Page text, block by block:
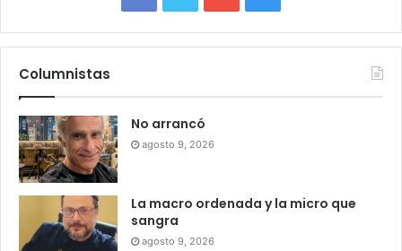
Columnistas
No arrancó
agosto 9, 2026
La macro ordenada y la micro que
sangra
agosto 9, 2026